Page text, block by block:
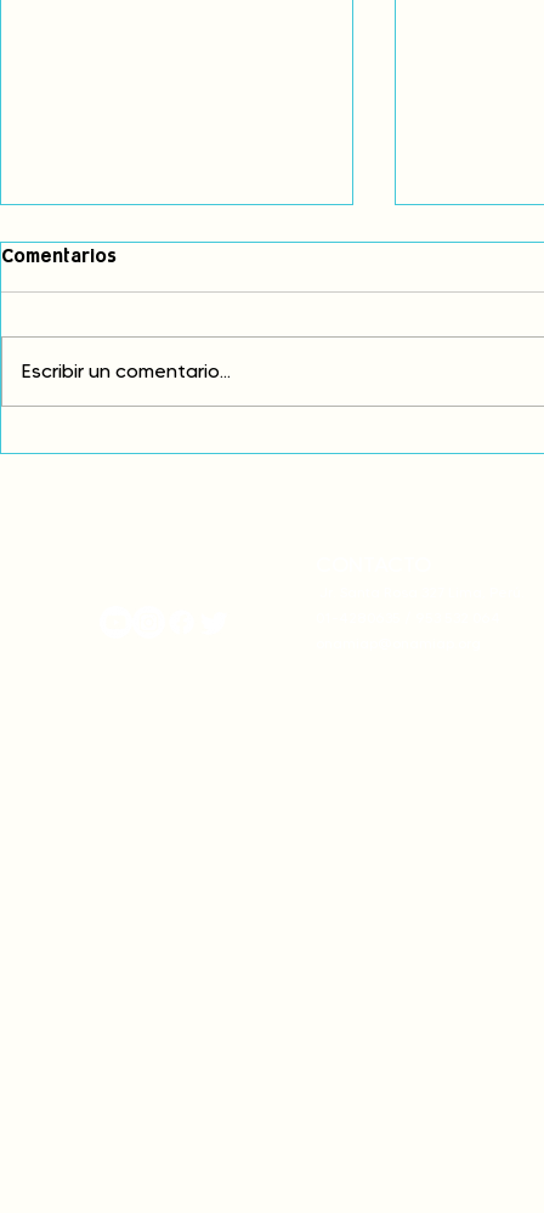
Comentarios
Escribir un comentario...